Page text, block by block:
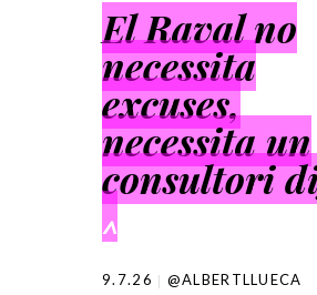
El Raval no
necessita
excuses,
necessita un
consultori
^
9.7.26 @ALBERTLLUECA